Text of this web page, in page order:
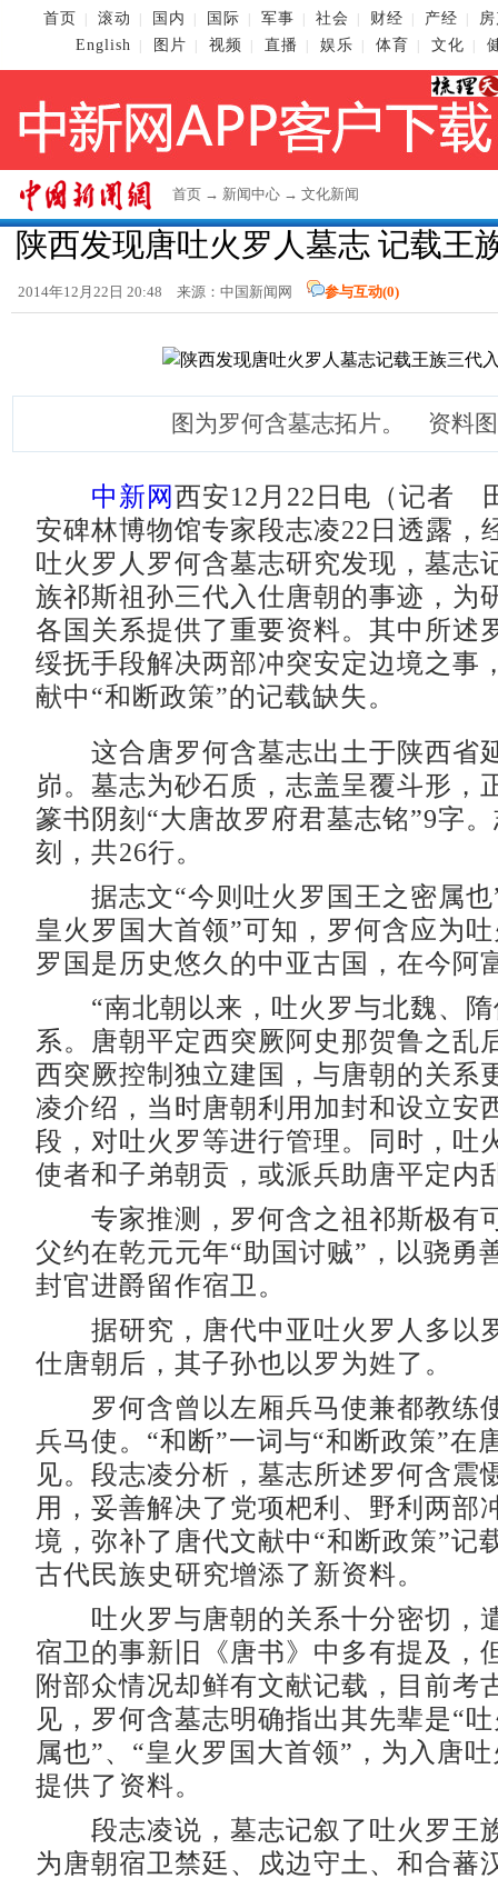
首页 滚动 国内 国际 军事 社会 财经 产经
English
图片 视频 直播 娱乐 体育 文化
首页 → 新闻中心 → 文化新闻
陕西发现唐吐火罗人墓志 记载王
2014年12月22日 20:48 来源： 中国新闻网 参与互动(0)
图为罗何含墓志拓片。 资料
中新网西安12月22日电（记者
安碑林博物馆专家段志凌22日透露，
吐火罗人罗何含墓志研究发现，墓志
族祁斯祖孙三代入仕唐朝的事迹，为
各国关系提供了重要资料。其中所述
绥抚手段解决两部冲突安定边境之事
献中“和断政策”的记载缺失。
这合唐罗何含墓志出土于陕西省
峁。墓志为砂石质，志盖呈覆斗形，
篆书阴刻“大唐故罗府君墓志铭”9字
刻，共26行。
据志文“今则吐火罗国王之密属也
皇火罗国大首领”可知，罗何含应为
罗国是历史悠久的中亚古国，在今阿
“南北朝以来，吐火罗与北魏、隋
系。唐朝平定西突厥阿史那贺鲁之乱
西突厥控制独立建国，与唐朝的关系
凌介绍，当时唐朝利用加封和设立安
段，对吐火罗等进行管理。同时，吐
使者和子弟朝贡，或派兵助唐平定内
专家推测，罗何含之祖祁斯极有
父约在乾元元年“助国讨贼”，以骁勇
封官进爵留作宿卫。
据研究，唐代中亚吐火罗人多以
仕唐朝后，其子孙也以罗为姓了。
罗何含曾以左厢兵马使兼都教练
兵马使。“和断”一词与“和断政策”在
见。段志凌分析，墓志所述罗何含震
用，妥善解决了党项杷利、野利两部
境，弥补了唐代文献中“和断政策”记
古代民族史研究增添了新资料。
吐火罗与唐朝的关系十分密切，
宿卫的事新旧《唐书》中多有提及，
附部众情况却鲜有文献记载，目前考
见，罗何含墓志明确指出其先辈是“
属也”、“皇火罗国大首领”，为入唐
提供了资料。
段志凌说，墓志记叙了吐火罗王
为唐朝宿卫禁廷、戍边守土、和合蕃